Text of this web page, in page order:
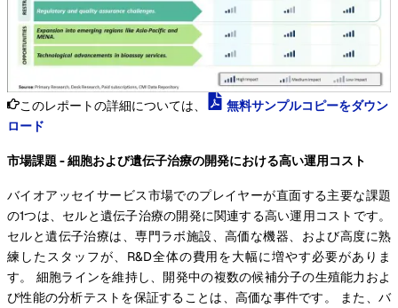
このレポートの詳細については、
無料サンプルコピーをダウン
ロード
市場課題 - 細胞および遺伝子治療の開発における高い運用コスト
バイオアッセイサービス市場でのプレイヤーが直面する主要な課題
の1つは、セルと遺伝子治療の開発に関連する高い運用コストです。
セルと遺伝子治療は、専門ラボ施設、高価な機器、および高度に熟
練したスタッフが、R&D全体の費用を大幅に増やす必要がありま
す。 細胞ラインを維持し、開発中の複数の候補分子の生殖能力およ
び性能の分析テストを保証することは、高価な事件です。 また、バ